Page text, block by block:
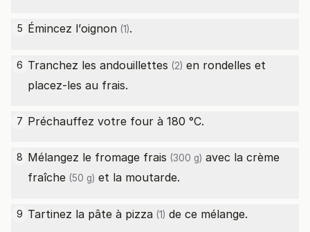
5 Émincez l’oignon (1).
6 Tranchez les andouillettes (2) en rondelles et
placez-les au frais.
7 Préchauffez votre four à 180 °C.
8 Mélangez le fromage frais (300 g) avec la crème
fraîche (50 g) et la moutarde.
9 Tartinez la pâte à pizza (1) de ce mélange.